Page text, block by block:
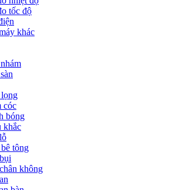
tốc độ
khác
cóc
bóng
khắc
tông
không